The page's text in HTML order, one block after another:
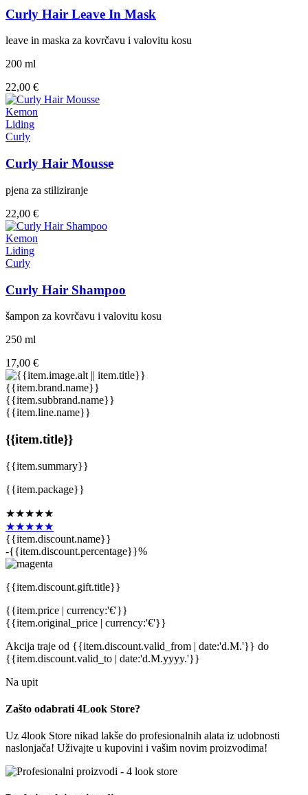
Curly Hair Leave In Mask
leave in maska za kovrčavu i valovitu kosu
200 ml
22,00 €
Kemon
Liding
Curly
Curly Hair Mousse
pjena za stiliziranje
22,00 €
Kemon
Liding
Curly
Curly Hair Shampoo
šampon za kovrčavu i valovitu kosu
250 ml
17,00 €
{{item.brand.name}}
{{item.subbrand.name}}
{{item.line.name}}
{{item.title}}
{{item.summary}}
{{item.package}}
★★★★★
★★★★★
{{item.discount.name}}
-{{item.discount.percentage}}%
{{item.discount.gift.title}}
{{item.price | currency:'€'}}
{{item.original_price | currency:'€'}}
Akcija traje od {{item.discount.valid_from | date:'d.M.'}} do
{{item.discount.valid_to | date:'d.M.yyyy.'}}
Na upit
Zašto odabrati 4Look Store?
Uz 4look Store nikad lakše do profesionalnih alata iz udobnosti
naslonjača! Uživajte u kupovini i vašim novim proizvodima!